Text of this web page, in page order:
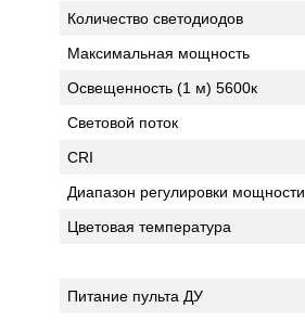
Количество светодиодов
Максимальная мощность
Освещенность (1 м) 5600к
Световой поток
CRI
Диапазон регулировки мощности
Цветовая температура
Питание пульта ДУ